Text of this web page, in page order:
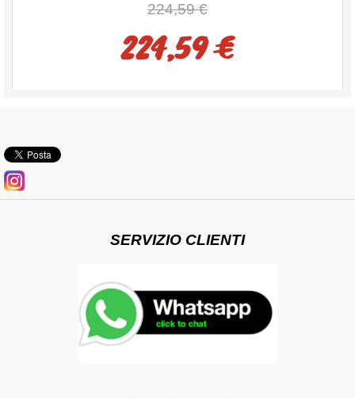
224,59 €
224,59 €
SERVIZIO CLIENTI